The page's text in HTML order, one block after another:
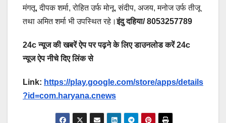
मंगतू, दीपक शर्मा, रोहित उर्फ मोनू, संदीप, अजय, मनोज उर्फ तीजू
तथा अमित शर्मा भी उपस्थित रहे।इंदु दहिया/ 8053257789
24c न्यूज की खबरें ऐप पर पढ़ने के लिए डाउनलोड करें 24c
न्यूज ऐप नीचे दिए लिंक से
Link: https://play.google.com/store/apps/details
?id=com.haryana.cnews